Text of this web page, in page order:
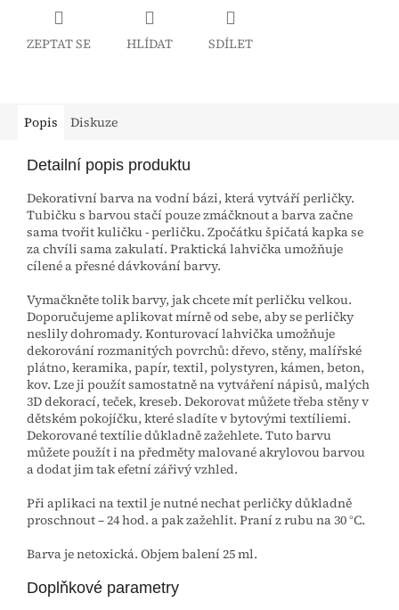
ZEPTAT SE HLÍDAT SDÍLET
Popis Diskuze
Detailní popis produktu
Dekorativní barva na vodní bázi, která vytváří perličky.
Tubičku s barvou stačí pouze zmáčknout a barva začne
sama tvořit kuličku - perličku. Zpočátku špičatá kapka se
za chvíli sama zakulatí. Praktická lahvička umožňuje
cílené a přesné dávkování barvy.
Vymačkněte tolik barvy, jak chcete mít perličku velkou.
Doporučujeme aplikovat mírně od sebe, aby se perličky
neslily dohromady. Konturovací lahvička umožňuje
dekorování rozmanitých povrchů: dřevo, stěny, malířské
plátno, keramika, papír, textil, polystyren, kámen, beton,
kov. Lze ji použít samostatně na vytváření nápisů, malých
3D dekorací, teček, kreseb. Dekorovat můžete třeba stěny v
dětském pokojíčku, které sladíte v bytovými textíliemi.
Dekorované textílie důkladně zažehlete. Tuto barvu
můžete použít i na předměty malované akrylovou barvou
a dodat jim tak efetní zářivý vzhled.
Při aplikaci na textil je nutné nechat perličky důkladně
proschnout – 24 hod. a pak zažehlit. Praní z rubu na 30 °C.
Barva je netoxická. Objem balení 25 ml.
Doplňkové parametry